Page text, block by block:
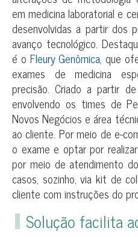
em medicina laboratorial e
desenvolvidas a partir dos
avanço tecnológico.
é o Fleury Genômica, que
exames de medicina
precisão. Criado a partir
envolvendo os times de
Novos Negócios e área
ao cliente. Por meio de e-
o exame e optar por
por meio de atendimento
casos, sozinho, via kit de
cliente com instruções do
Solução facilita